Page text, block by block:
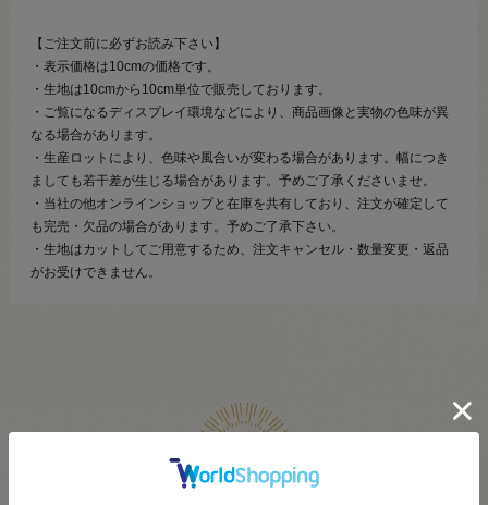
【ご注文前に必ずお読み下さい】
・表示価格は10cmの価格です。
・生地は10cmから10cm単位で販売しております。
・ご覧になるディスプレイ環境などにより、商品画像と実物の色味が異
なる場合があります。
・生産ロットにより、色味や風合いが変わる場合があります。幅につき
ましても若干差が生じる場合があります。予めご了承くださいませ。
・当社の他オンラインショップと在庫を共有しており、注文が確定して
も完売・欠品の場合があります。予めご了承下さい。
・生地はカットしてご用意するため、注文キャンセル・数量変更・返品
がお受けできません。